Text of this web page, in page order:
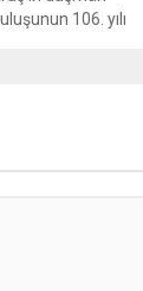
106. yılı